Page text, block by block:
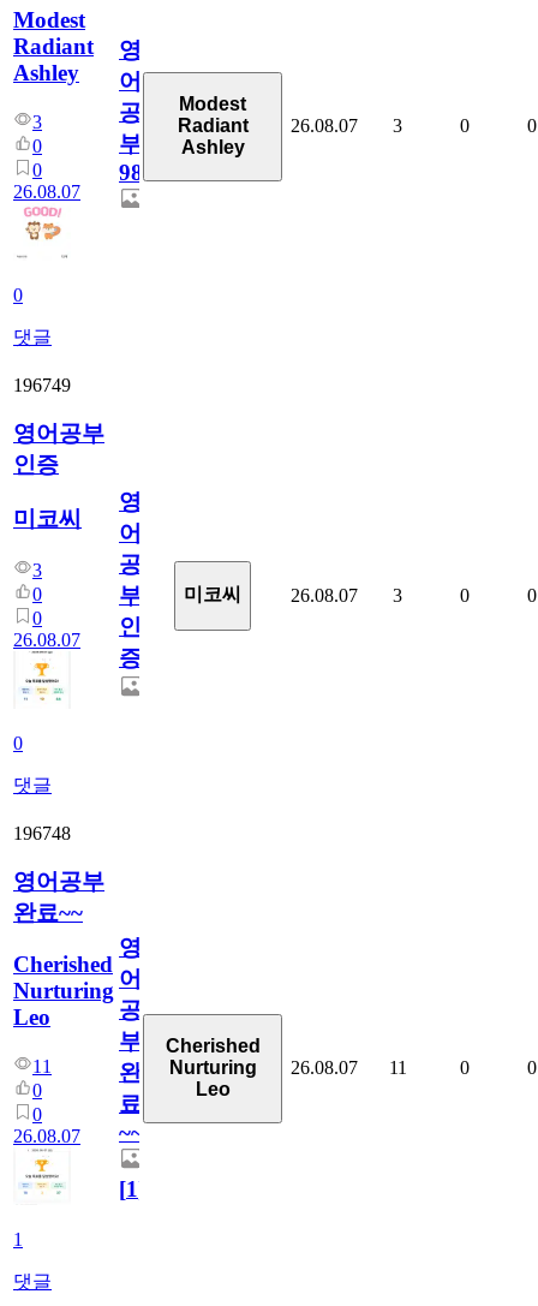
Modest
Radiant
Ashley
3
0
0
26.08.07
0
댓글
영
어
공
부
98
Modest
Radiant
Ashley
26.08.07 3 0 0
196749
영어공부
인증
미코씨
3
0
0
26.08.07
0
댓글
영
어
공
부
인
증
미코씨 26.08.07 3 0 0
196748
영어공부
완료~~
Cherished
Nurturing
Leo
11
0
0
26.08.07
1
댓글
영
어
공
부
완
료
~~
[1]
Cherished
Nurturing
Leo
26.08.07 11 0 0